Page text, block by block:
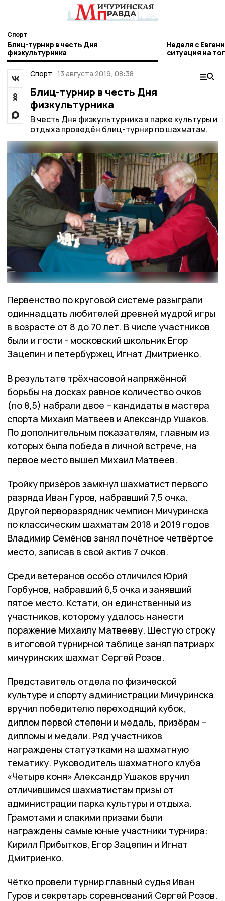
Спорт
Блиц-турнир в честь Дня
физкультурника
Неделя с
ситуация на
городе и
Спорт 13 августа 2019, 08:38
Блиц-турнир в честь Дня
физкультурника
В честь Дня физкультурника в парке культуры и
отдыха проведён блиц-турнир по шахматам.
Первенство по круговой системе разыграли
одиннадцать любителей древней мудрой игры
в возрасте от 8 до 70 лет. В числе участников
были и гости - московский школьник Егор
Зацепин и петербуржец Игнат Дмитриенко.
В результате трёхчасовой напряжённой
борьбы на досках равное количество очков
(по 8,5) набрали двое – кандидаты в мастера
спорта Михаил Матвеев и Александр Ушаков.
По дополнительным показателям, главным из
которых была победа в личной встрече, на
первое место вышел Михаил Матвеев.
Тройку призёров замкнул шахматист первого
разряда Иван Гуров, набравший 7,5 очка.
Другой перворазрядник чемпион Мичуринска
по классическим шахматам 2018 и 2019 годов
Владимир Семёнов занял почётное четвёртое
место, записав в свой актив 7 очков.
Среди ветеранов особо отличился Юрий
Горбунов, набравший 6,5 очка и занявший
пятое место. Кстати, он единственный из
участников, которому удалось нанести
поражение Михаилу Матвееву. Шестую строку
в итоговой турнирной таблице занял патриарх
мичуринских шахмат Сергей Розов.
Представитель отдела по физической
культуре и спорту администрации Мичуринска
вручил победителю переходящий кубок,
диплом первой степени и медаль, призёрам –
дипломы и медали. Ряд участников
награждены статуэтками на шахматную
тематику. Руководитель шахматного клуба
«Четыре коня» Александр Ушаков вручил
отличившимся шахматистам призы от
администрации парка культуры и отдыха.
Грамотами и слакими призами были
награждены самые юные участники турнира:
Кирилл Прибытков, Егор Зацепин и Игнат
Дмитриенко.
Чётко провели турнир главный судья Иван
Гуров и секретарь соревнований Сергей Розов.